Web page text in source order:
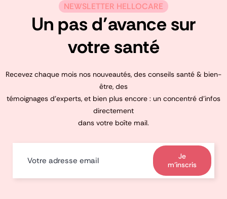
NEWSLETTER HELLOCARE
Un pas d’avance sur
votre santé
Recevez chaque mois nos nouveautés, des conseils santé & bien-
être, des
témoignages d’experts, et bien plus encore : un concentré d’infos
directement
dans votre boîte mail.
Je
m'inscris